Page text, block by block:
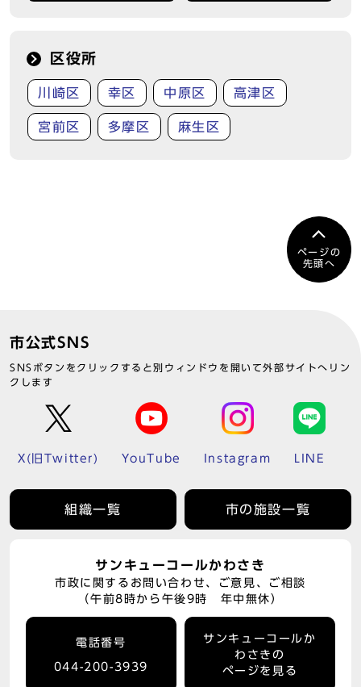
区役所
川崎区 幸区 中原区 高津区
宮前区 多摩区 麻生区
ページの
先頭へ
市公式SNS
SNSボタンをクリックすると別ウィンドウを開いて外部サイトへリン
クします
X(旧Twitter) YouTube Instagram LINE
組織一覧 市の施設一覧
サンキューコールかわさき
市政に関するお問い合わせ、ご意見、ご相談
（午前8時から午後9時 年中無休）
電話番号
044-200-3939
サンキューコールか
わさきの
ページを見る